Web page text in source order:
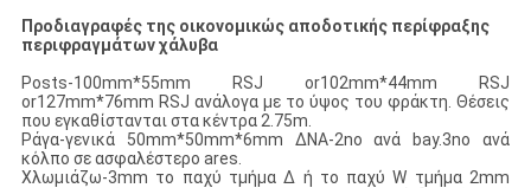
Προδιαγραφές της οικονομικώς αποδοτικής περίφραξης
περιφραγμάτων χάλυβα
Posts-100mm*55mm RSJ or102mm*44mm RSJ
or127mm*76mm RSJ ανάλογα με το ύψος του φράκτη. Θέσεις
που εγκαθίστανται στα κέντρα 2.75m.
Ράγα-γενικά 50mm*50mm*6mm ΔΝΑ-2no ανά bay.3no ανά
κόλπο σε ασφαλέστερο ares.
Χλωμιάζω-3mm το παχύ τμήμα Δ ή το παχύ W τμήμα 2mm